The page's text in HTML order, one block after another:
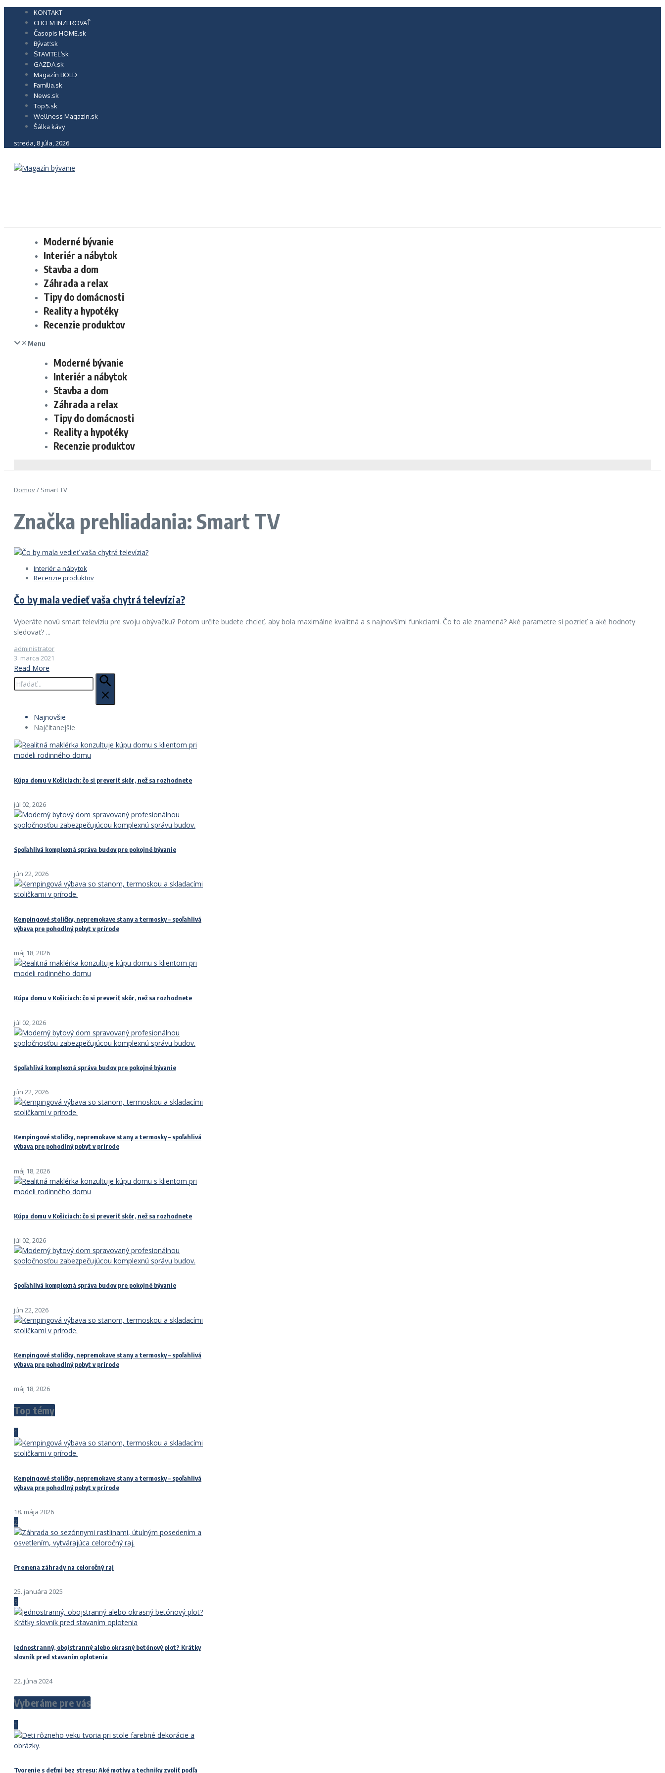
Preskočiť
KONTAKT
CHCEM INZEROVAŤ
Časopis HOME.sk
Bývať.sk
STAVITEĽ.sk
GAZDA.sk
Magazín BOLD
Família.sk
News.sk
Top5.sk
Wellness Magazin.sk
Šálka kávy
streda, 8 júla, 2026
Moderné bývanie
Interiér a nábytok
Stavba a dom
Záhrada a relax
Tipy do domácnosti
Reality a hypotéky
Recenzie produktov
Menu
Moderné bývanie
Interiér a nábytok
Stavba a dom
Záhrada a relax
Tipy do domácnosti
Reality a hypotéky
Recenzie produktov
Domov/ Smart TV
Značka prehliadania: Smart TV
Interiér a nábytok
Recenzie produktov
Čo by mala vedieť vaša chytrá televízia?
Vyberáte novú smart televíziu pre svoju obývačku? Potom určite budete chcieť, aby bola maximálne kvalitná a s najnovšími funkciami. Čo to ale znamená? Aké parametre si pozrieť a aké hodnoty
sledovať? ...
administrator
3. marca 2021
Read More
Hľadať:
Najnovšie
Najčítanejšie
Kúpa domu v Košiciach: čo si preveriť skôr, než sa rozhodnete
júl 02, 2026
Spoľahlivá komplexná správa budov pre pokojné bývanie
jún 22, 2026
Kempingové stoličky, nepremokave stany a termosky – spoľahlivá
výbava pre pohodlný pobyt v prírode
máj 18, 2026
Kúpa domu v Košiciach: čo si preveriť skôr, než sa rozhodnete
júl 02, 2026
Spoľahlivá komplexná správa budov pre pokojné bývanie
jún 22, 2026
Kempingové stoličky, nepremokave stany a termosky – spoľahlivá
výbava pre pohodlný pobyt v prírode
máj 18, 2026
Kúpa domu v Košiciach: čo si preveriť skôr, než sa rozhodnete
júl 02, 2026
Spoľahlivá komplexná správa budov pre pokojné bývanie
jún 22, 2026
Kempingové stoličky, nepremokave stany a termosky – spoľahlivá
výbava pre pohodlný pobyt v prírode
máj 18, 2026
Top témy
1
Kempingové stoličky, nepremokave stany a termosky – spoľahlivá
výbava pre pohodlný pobyt v prírode
18. mája 2026
2
Premena záhrady na celoročný raj
25. januára 2025
3
Jednostranný, obojstranný alebo okrasný betónový plot? Krátky
slovník pred stavaním oplotenia
22. júna 2024
Vyberáme pre vás
1
Tvorenie s deťmi bez stresu: Aké motívy a techniky zvoliť podľa